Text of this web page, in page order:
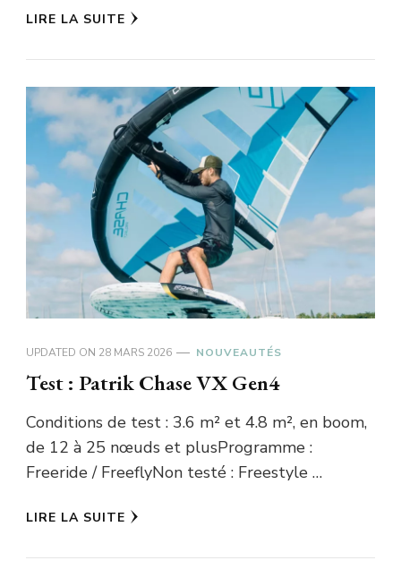
LIRE LA SUITE
UPDATED ON 28 MARS 2026 NOUVEAUTÉS
Test : Patrik Chase VX Gen4
Conditions de test : 3.6 m² et 4.8 m², en boom,
de 12 à 25 nœuds et plusProgramme :
Freeride / FreeflyNon testé : Freestyle …
LIRE LA SUITE